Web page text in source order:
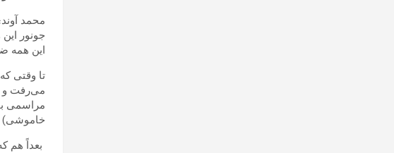
محمد
جونور
این همه
تا وقتی
می‌رفت و
مراسمی
خاموشی)
بعداً هم